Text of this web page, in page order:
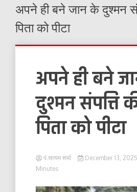
अपने ही बने जान के दुश्मन
पिता को पीटा
अपने ही बने
दुश्मन संपत्ति
पिता को पीटा
पं.सत्यम शर्मा December 13, 2025
Minutes